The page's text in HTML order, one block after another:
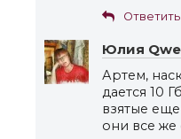
Ответить
Юлия
Артем,
дается 10
взятые
они все же